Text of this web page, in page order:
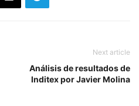
Next article
Análisis de resultados de
Inditex por Javier Molina